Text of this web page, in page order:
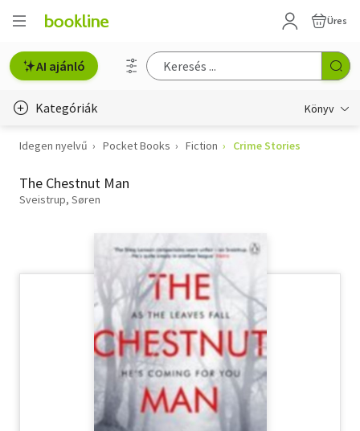
Üres
AI ajánló
Kategóriák Könyv
Életmód, egészség
Erotika
Szótár, nyelvkönyv
Tankönyv, segédkönyv
Idegen nyelvű Pocket Books Fiction Crime Stories
The Chestnut Man
Sveistrup, Søren